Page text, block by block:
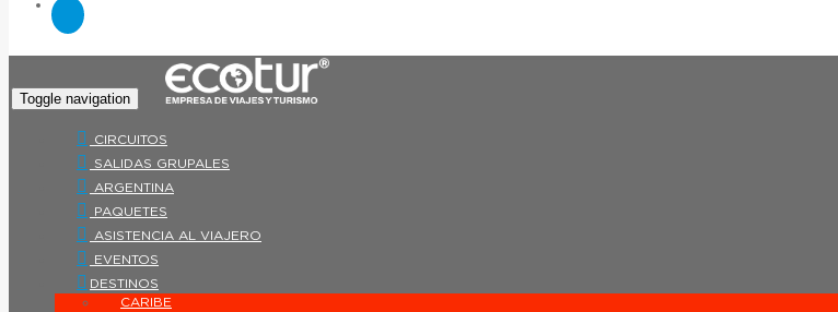
Toggle navigation
CIRCUITOS
SALIDAS GRUPALES
ARGENTINA
PAQUETES
ASISTENCIA AL VIAJERO
EVENTOS
DESTINOS
CARIBE